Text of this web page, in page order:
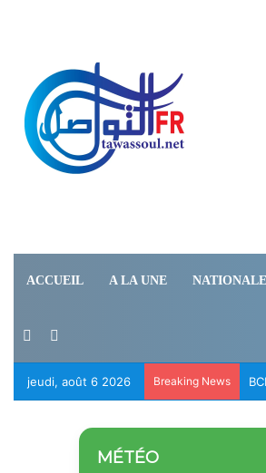
ACCUEIL A LA UNE NATIONALE
Switch skin
jeudi, août 6 2026 Breaking News
MÉTÉO